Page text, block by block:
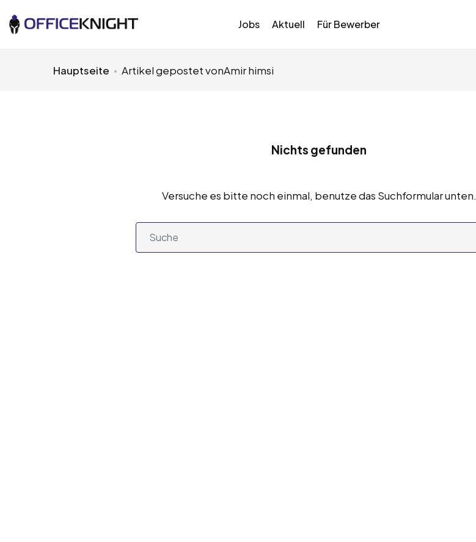
Jobs Aktuell Für Bewerber
Hauptseite Artikel gepostet vonAmir himsi
Nichts gefunden
Versuche es bitte noch einmal, benutze das Suchformular unten.